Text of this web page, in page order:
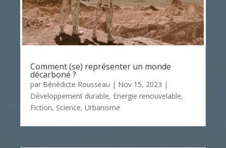
Comment (se) représenter un monde
décarboné ?
par Bénédicte Rousseau | Nov 15, 2023 |
Développement durable, Energie renouvelable,
Fiction, Science, Urbanisme